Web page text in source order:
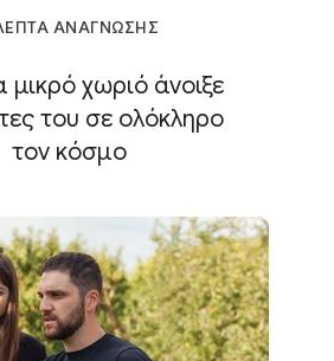
ΑΝΑΓΝΩΣΗΣ
χωριό άνοιξε
του σε ολόκληρο
τον κόσμο